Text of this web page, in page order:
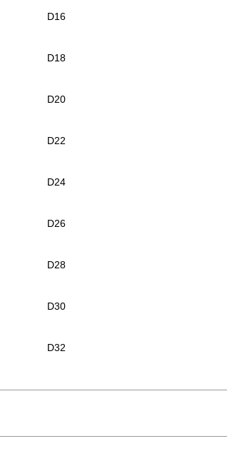
D16
D18
D20
D22
D24
D26
D28
D30
D32